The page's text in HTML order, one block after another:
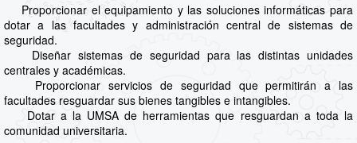
Proporcionar el equipamiento y las soluciones informáticas para
dotar a las facultades y administración central de sistemas de
seguridad.
Diseñar sistemas de seguridad para las distintas unidades
centrales y académicas.
Proporcionar servicios de seguridad que permitirán a las
facultades resguardar sus bienes tangibles e intangibles.
Dotar a la UMSA de herramientas que resguardan a toda la
comunidad universitaria.